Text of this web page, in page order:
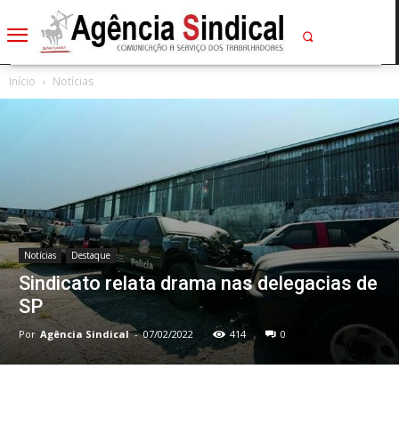
Início Notícias
Notícias Destaque
Sindicato relata drama nas delegacias de
SP
Por Agência Sindical - 07/02/2022 414 0